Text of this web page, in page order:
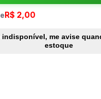
R$ 2,00
indisponível, me avise
estoque